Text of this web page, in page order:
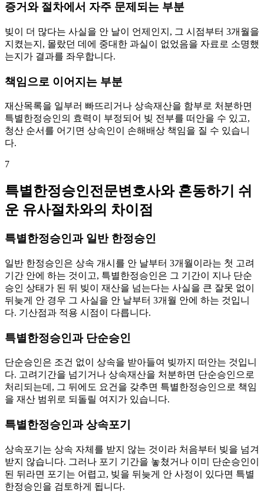
증거와 절차에서 자주 문제되는 부분
빚이 더 많다는 사실을 안 날이 언제인지, 그 시점부터 3개월을
지켰는지, 몰랐던 데에 중대한 과실이 없었음을 자료로 소명했
는지가 결과를 좌우합니다.
책임으로 이어지는 부분
재산목록을 일부러 빠뜨리거나 상속재산을 함부로 처분하면
특별한정승인의 효력이 부정되어 빚 전부를 떠안을 수 있고,
청산 순서를 어기면 상속인이 손해배상 책임을 질 수 있습니
다.
7
특별한정승인전문변호사와 혼동하기 쉬
운 유사절차와의 차이점
특별한정승인과 일반 한정승인
일반 한정승인은 상속 개시를 안 날부터 3개월이라는 첫 고려
기간 안에 하는 것이고, 특별한정승인은 그 기간이 지나 단순
승인 상태가 된 뒤 빚이 재산을 넘는다는 사실을 큰 잘못 없이
뒤늦게 안 경우 그 사실을 안 날부터 3개월 안에 하는 것입니
다. 기산점과 적용 시점이 다릅니다.
특별한정승인과 단순승인
단순승인은 조건 없이 상속을 받아들여 빚까지 떠안는 것입니
다. 고려기간을 넘기거나 상속재산을 처분하면 단순승인으로
처리되는데, 그 뒤에도 요건을 갖추면 특별한정승인으로 책임
을 재산 범위로 되돌릴 여지가 있습니다.
특별한정승인과 상속포기
상속포기는 상속 자체를 받지 않는 것이라 처음부터 빚을 넘겨
받지 않습니다. 그러나 포기 기간을 놓쳤거나 이미 단순승인이
된 뒤라면 포기는 어렵고, 빚을 뒤늦게 안 사정이 있다면 특별
한정승인을 검토하게 됩니다.